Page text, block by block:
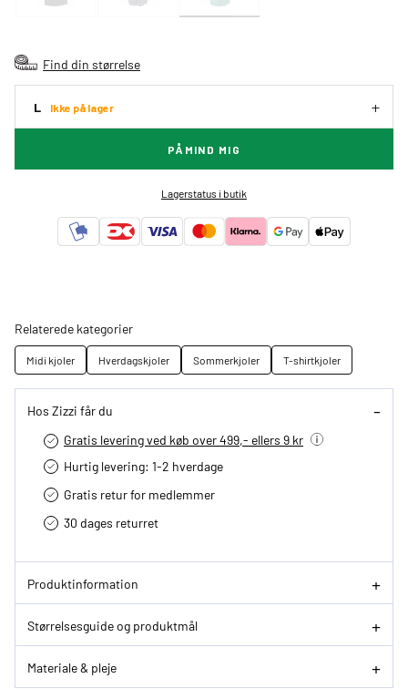
Find din størrelse
L Ikke på lager
PÅMIND MIG
Lagerstatus i butik
Relaterede kategorier
Midi kjoler Hverdagskjoler Sommerkjoler T-shirtkjoler
Hos Zizzi får du
Gratis levering ved køb over 499,- ellers 9 kr
Hurtig levering­: 1-2 hverdage
Gratis retur for medlemmer
30 dages returret
Produktinformation
Størrelsesguide og produktmål
Materiale & pleje